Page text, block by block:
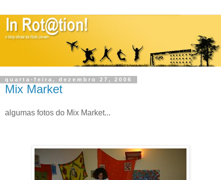
quarta-feira, dezembro 27, 2006
Mix Market
algumas fotos do Mix Market...